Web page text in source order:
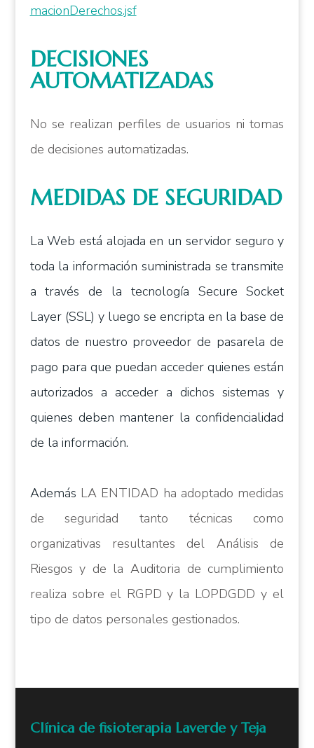
macionDerechos.jsf
DECISIONES
AUTOMATIZADAS
No se realizan perfiles de usuarios ni tomas
de decisiones automatizadas.
MEDIDAS DE SEGURIDAD
La Web está alojada en un servidor seguro y
toda la información suministrada se transmite
a través de la tecnología Secure Socket
Layer (SSL) y luego se encripta en la base de
datos de nuestro proveedor de pasarela de
pago para que puedan acceder quienes están
autorizados a acceder a dichos sistemas y
quienes deben mantener la confidencialidad
de la información.
Además LA ENTIDAD ha adoptado medidas
de seguridad tanto técnicas como
organizativas resultantes del Análisis de
Riesgos y de la Auditoria de cumplimiento
realiza sobre el RGPD y la LOPDGDD y el
tipo de datos personales gestionados.
Clínica de fisioterapia Laverde y Teja